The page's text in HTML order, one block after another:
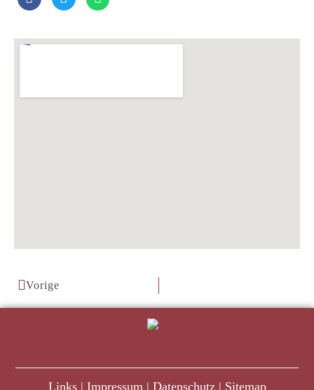
Vorige
Links| Impressum | Datenschutz| Sitemap